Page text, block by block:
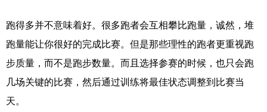
跑得多并不意味着好。很多跑者会互相攀比跑量，诚然，堆
跑量能让你很好的完成比赛。但是那些理性的跑者更重视跑
步质量，而不是跑步数量。而且选择参赛的时候，也只会跑
几场关键的比赛，然后通过训练将最佳状态调整到比赛当
天。